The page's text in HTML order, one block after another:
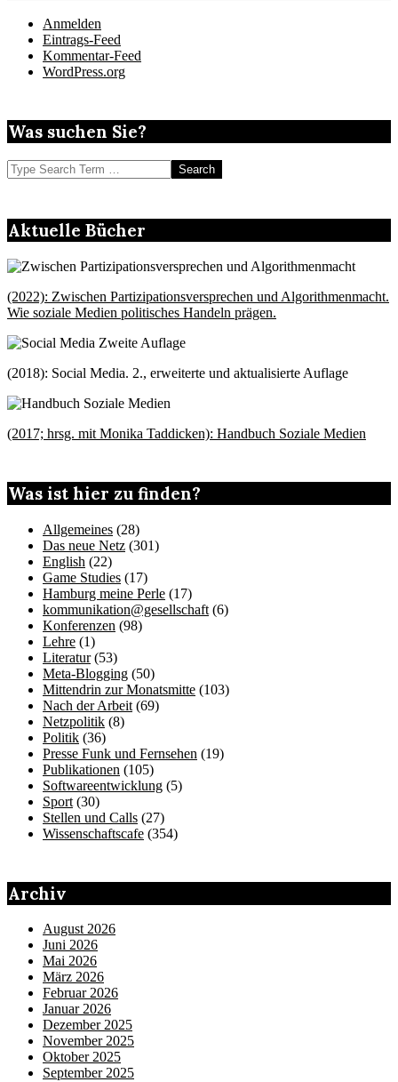
Anmelden
Eintrags-Feed
Kommentar-Feed
WordPress.org
Was suchen Sie?
Search
Aktuelle Bücher
(2022): Zwischen Partizipationsversprechen und Algorithmenmacht.
Wie soziale Medien politisches Handeln prägen.
(2018): Social Media. 2., erweiterte und aktualisierte Auflage
(2017; hrsg. mit Monika Taddicken): Handbuch Soziale Medien
Was ist hier zu finden?
Allgemeines (28)
Das neue Netz (301)
English (22)
Game Studies (17)
Hamburg meine Perle (17)
kommunikation@gesellschaft (6)
Konferenzen (98)
Lehre (1)
Literatur(53)
Meta-Blogging (50)
Mittendrin zur Monatsmitte (103)
Nach der Arbeit (69)
Netzpolitik (8)
Politik (36)
Presse Funk und Fernsehen (19)
Publikationen (105)
Softwareentwicklung (5)
Sport (30)
Stellen und Calls (27)
Wissenschaftscafe (354)
Archiv
August 2026
Juni 2026
Mai 2026
März 2026
Februar 2026
Januar 2026
Dezember 2025
November 2025
Oktober 2025
September 2025